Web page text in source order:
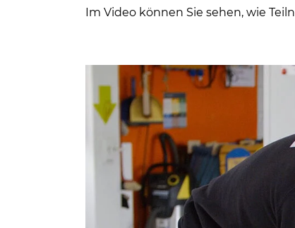
Im Video können Sie sehen, wie